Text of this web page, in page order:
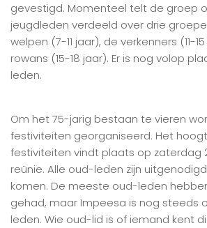
gevestigd. Momenteel telt de groep
jeugdleden verdeeld over drie
welpen (7-11 jaar), de verkenners (11-
rowans (15-18 jaar). Er is nog volop
leden.
Om het 75-jarig bestaan te vieren
festiviteiten georganiseerd. Het
festiviteiten vindt plaats op zaterdag
reünie. Alle oud-leden zijn
komen. De meeste oud-leden
gehad, maar Impeesa is nog steeds
leden. Wie oud-lid is of iemand kent